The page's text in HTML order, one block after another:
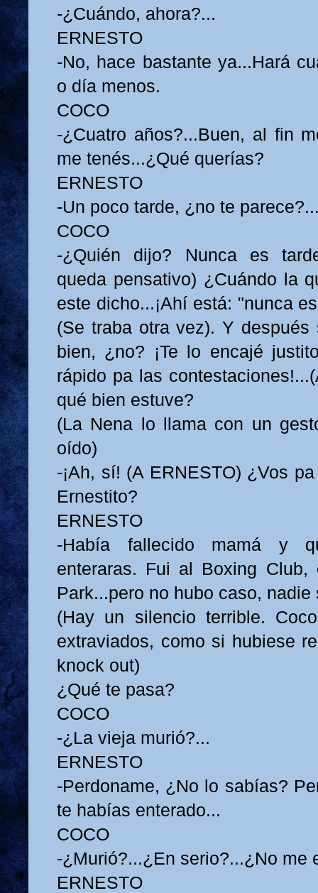
-¿Cuándo, ahora?...
ERNESTO
-No, hace bastante ya...Hará
o día menos.
COCO
-¿Cuatro años?...Buen, al fin
me tenés...¿Qué querías?
ERNESTO
-Un poco tarde, ¿no te
COCO
-¿Quién dijo? Nunca es
queda pensativo) ¿Cuándo la
este dicho...¡Ahí está: "nunca
(Se traba otra vez). Y después
bien, ¿no? ¡Te lo encajé
rápido pa las
qué bien estuve?
(La Nena lo llama con un
oído)
-¡Ah, sí! (A ERNESTO) ¿Vos
Ernestito?
ERNESTO
-Había fallecido mamá y
enteraras. Fui al Boxing
Park...pero no hubo caso,
(Hay un silencio terrible.
extraviados, como si hubiese
knock out)
¿Qué te pasa?
COCO
-¿La vieja murió?...
ERNESTO
-Perdoname, ¿No lo sabías?
te habías enterado...
COCO
-¿Murió?...¿En serio?...¿No me
ERNESTO